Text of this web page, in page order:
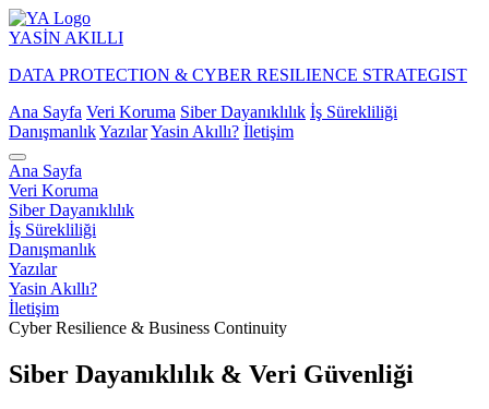
YASİN AKILLI
DATA PROTECTION & CYBER RESILIENCE STRATEGIST
Ana Sayfa Veri Koruma Siber Dayanıklılık İş Sürekliliği
DanışmanlıkYazılarYasin Akıllı? İletişim
Ana Sayfa
Veri Koruma
Siber Dayanıklılık
İş Sürekliliği
Danışmanlık
Yazılar
Yasin Akıllı?
İletişim
Cyber Resilience & Business Continuity
Siber Dayanıklılık & Veri Güvenliği